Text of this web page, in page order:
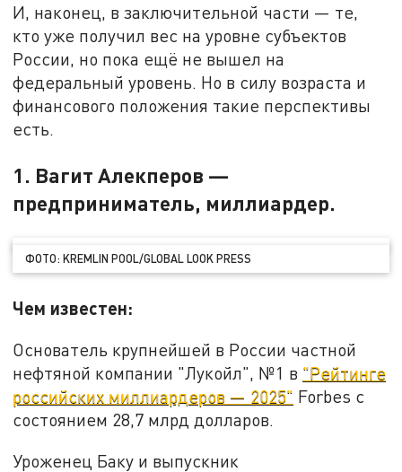
И, наконец, в заключительной части — те,
кто уже получил вес на уровне субъектов
России, но пока ещё не вышел на
федеральный уровень. Но в силу возраста и
финансового положения такие перспективы
есть.
1. Вагит Алекперов —
предприниматель, миллиардер.
ФОТО: KREMLIN POOL/GLOBAL LOOK PRESS
Чем известен:
Основатель крупнейшей в России частной
нефтяной компании "Лукойл", №1 в "Рейтинге
российских миллиардеров — 2025" Forbes с
состоянием 28,7 млрд долларов.
Уроженец Баку и выпускник